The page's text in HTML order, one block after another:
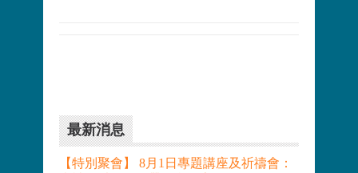
最新消息
【特別聚會】 8月1日專題講座及祈禱會：